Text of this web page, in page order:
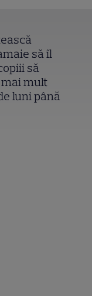
să îl
să
mult
luni până